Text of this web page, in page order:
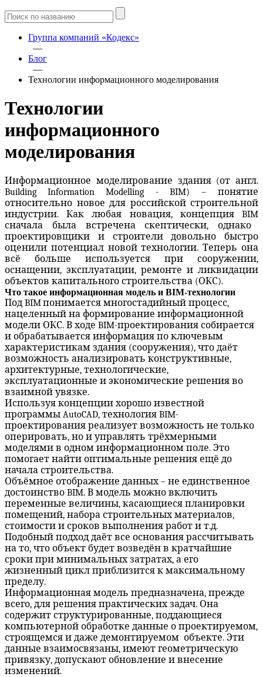
Группа компаний «Кодекс»
—
Блог
—
Технологии информационного моделирования
Технологии
информационного
моделирования
Информационное моделирование здания (от англ.
Building
Information Modelling-BIM) – понятие
относительно новое для российской строительной
индустрии. Как любая новация, концепция BIM
сначала была встречена скептически, однако
проектировщики и строители довольно быстро
оценили потенциал новой технологии. Теперь она
всё больше используется при сооружении,
оснащении, эксплуатации, ремонте и ликвидации
объектов капитального строительства (ОКС).
Что такое информационная модель и BIM-технологии
Под BIMпонимается многостадийный процесс,
нацеленный на формирование информационной
модели ОКС. В ходе BIM-проектирования собирается
и обрабатывается информация по ключевым
характеристикам здания (сооружения), что даёт
возможность анализировать конструктивные,
архитектурные, технологические,
эксплуатационные и экономические решения во
взаимной увязке.
Используя концепции хорошо известной
программы AutoCAD, технология BIM-
проектирования реализует возможность не только
оперировать, но и управлять трёхмерными
моделями в одном информационном поле. Это
помогает найти оптимальные решения ещё до
начала строительства.
Объёмное отображение данных – не единственное
достоинство BIM. В модель можно включить
переменные величины, касающиеся планировки
помещений, набора строительных материалов,
стоимости и сроков выполнения работ и т.д.
Подобный подход даёт все основания рассчитывать
на то, что объект будет возведён в кратчайшие
сроки при минимальных затратах, а его
жизненный цикл приблизится к максимальному
пределу.
Информационная модель предназначена, прежде
всего, для решения практических задач. Она
содержит структурированные, поддающиеся
компьютерной обработке данные о проектируемом,
строящемся и даже демонтируемом объекте. Эти
данные взаимосвязаны, имеют геометрическую
привязку, допускают обновление и внесение
изменений.